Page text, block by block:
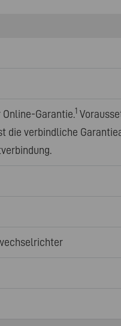
Online-Garantie.1
die verbindliche